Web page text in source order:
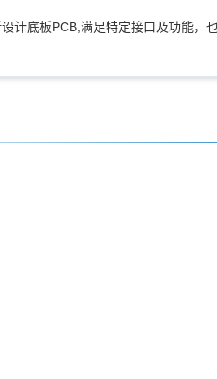
计底板PCB,满足特定接口及功能